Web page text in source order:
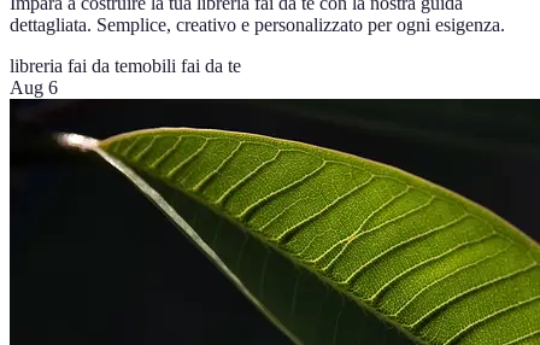
dettagliata. Semplice, creativo e personalizzato per ogni esigenza.
libreria fai da temobili fai da te
Aug 6